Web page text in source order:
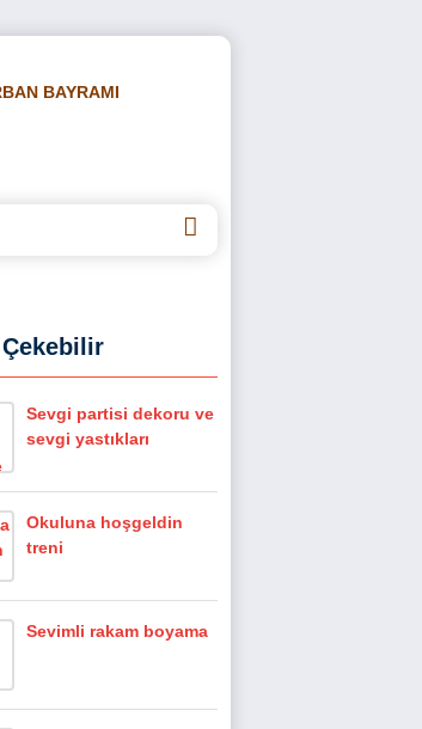
BAYRAMI
Sevgi partisi dekoru ve
sevgi yastıkları
Okuluna hoşgeldin
treni
Sevimli rakam boyama